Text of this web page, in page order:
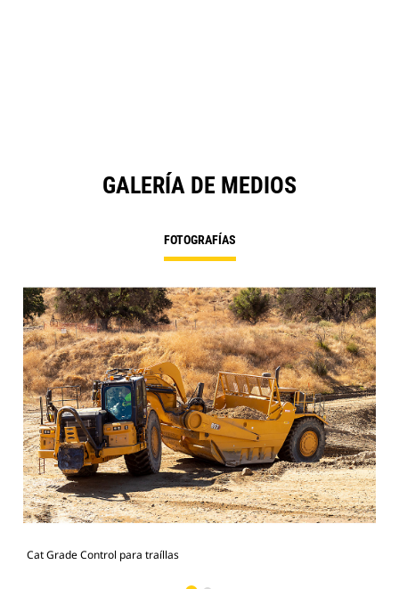
GALERÍA DE MEDIOS
FOTOGRAFÍAS
Cat Grade Control para traíllas